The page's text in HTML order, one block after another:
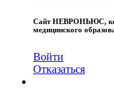
СайтНЕВРОНЬЮС,
медицинского
Войти
Отказаться